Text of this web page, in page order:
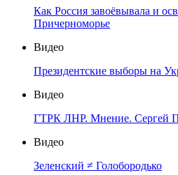
Как Россия завоёвывала и
Причерноморье
Видео
Президентские выборы на
Видео
ГТРК ЛНР. Мнение. Сергей
Видео
Зеленский ≠ Голобородько